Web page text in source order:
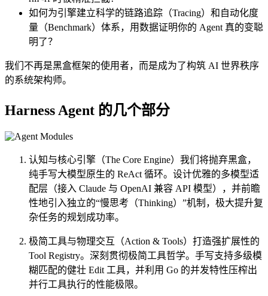
如何为引擎建立科学的链路追踪（Tracing）和自动化度
量（Benchmark）体系，用数据证明你的 Agent 真的变聪
明了？
我们不再是黑盒框架的使用者，而是成为了构筑 AI 世界秩序
的系统架构师。
Harness Agent 的几个部分
认知与核心引擎（The Core Engine）我们将抛弃黑盒，
纯手写大模型原生的 ReAct 循环。设计优雅的多模型适
配层（接入 Claude 与 OpenAI 兼容 API 模型），并前瞻
性地引入独立的“慢思考（Thinking）”机制，极大提升复
杂任务的规划成功率。
极简工具与物理交互（Action & Tools）打造强扩展性的
Tool Registry。深刻贯彻极简工具哲学。手写支持多级模
糊匹配的健壮 Edit 工具，并利用 Go 的并发特性压榨出
并行工具执行的性能极限。